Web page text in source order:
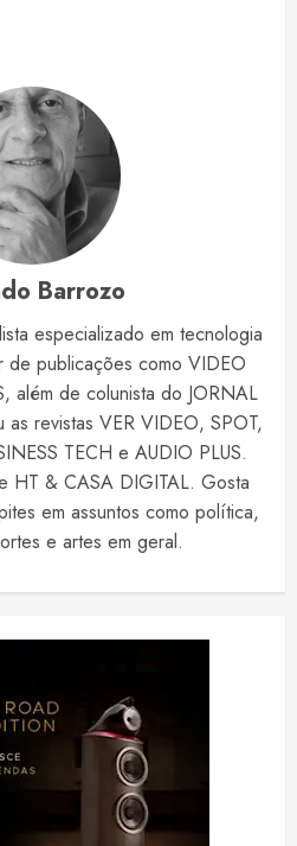
Barrozo
especializado em tecnologia
publicações como VIDEO
além de colunista do JORNAL
as revistas VER VIDEO, SPOT,
TECH e AUDIO PLUS.
HT & CASA DIGITAL. Gosta
em assuntos como política,
e artes em geral.